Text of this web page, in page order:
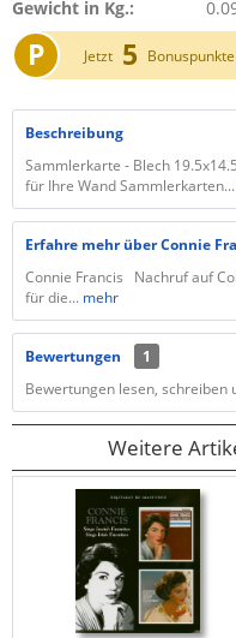
Gewicht in Kg.:
P Jetzt 5
Beschreibung
Sammlerkarte - Blech
für Ihre Wand Sammlerkarten...
Erfahre mehr über Connie
Connie Francis Nachruf auf
für die... mehr
Bewertungen
1
Bewertungen lesen, schreiben
Weitere